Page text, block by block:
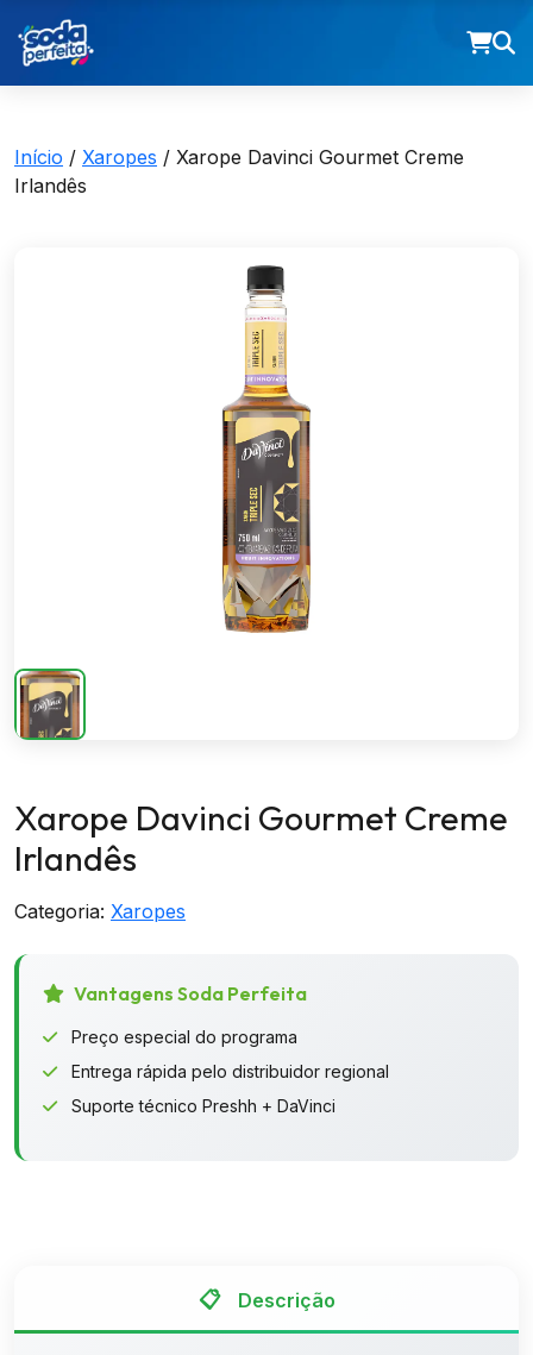
Início / Xaropes / Xarope Davinci Gourmet Creme
Irlandês
Xarope Davinci Gourmet Creme
Irlandês
Categoria: Xaropes
Vantagens Soda Perfeita
Preço especial do programa
Entrega rápida pelo distribuidor regional
Suporte técnico Preshh + DaVinci
Descrição